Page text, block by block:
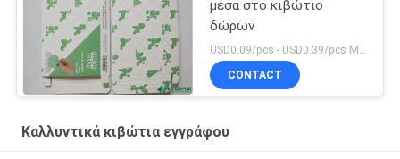
μέσα στο κιβώτιο
δώρων
USD0.09/pcs - USD0.39/pcs MOQ:1000PCS
CONTACT
Καλλυντικά κιβώτια εγγράφου